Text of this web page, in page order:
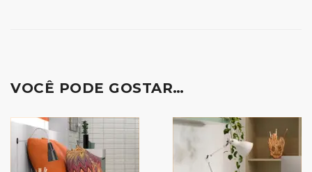
VOCÊ PODE GOSTAR…